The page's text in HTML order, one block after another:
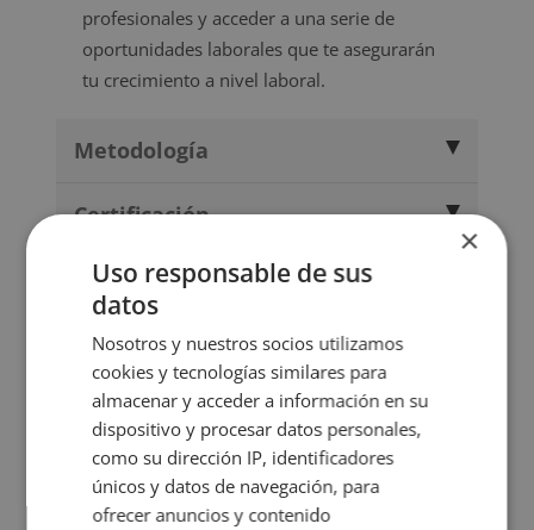
profesionales y acceder a una serie de
oportunidades laborales que te asegurarán
tu crecimiento a nivel laboral.
Metodología
Certificación
Temario
Valoraciones (1)
FAQs
TITULACIONES
×
Uso responsable de sus
datos
Nosotros y nuestros socios utilizamos
cookies y tecnologías similares para
almacenar y acceder a información en su
dispositivo y procesar datos personales,
como su dirección IP, identificadores
únicos y datos de navegación, para
ofrecer anuncios y contenido